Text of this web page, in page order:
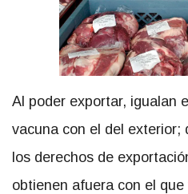
Al poder exportar, igualan
vacuna con el del exterior;
los derechos de
obtienen afuera con el